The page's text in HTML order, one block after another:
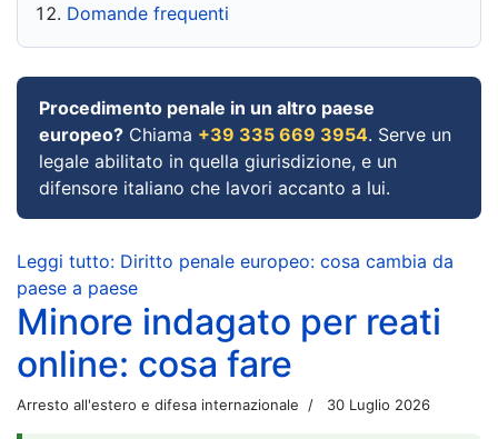
Domande frequenti
Procedimento penale in un altro paese
europeo? Chiama +39 335 669 3954. Serve un
legale abilitato in quella giurisdizione, e un
difensore italiano che lavori accanto a lui.
Leggi tutto: Diritto penale europeo: cosa cambia da
paese a paese
Minore indagato per reati
online: cosa fare
Arresto all'estero e difesa internazionale 30 Luglio 2026